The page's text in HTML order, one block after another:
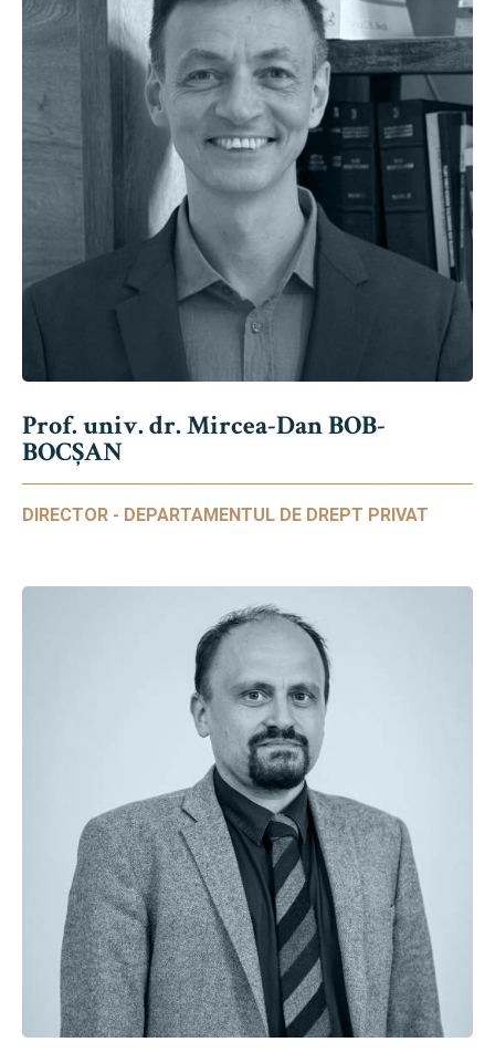
Prof. univ. dr. Mircea-Dan BOB-
BOCȘAN
DIRECTOR - DEPARTAMENTUL DE DREPT PRIVAT